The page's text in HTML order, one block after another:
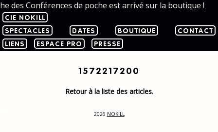
des Conférences de poche est arrivé sur la boutique !
CIE NOKILL
SPECTACLES
DATES BOUTIQUE
CONTACT
LIENS
ESPACE PRO PRESSE
1572217200
Retour à la liste des articles.
2026 NOKILL